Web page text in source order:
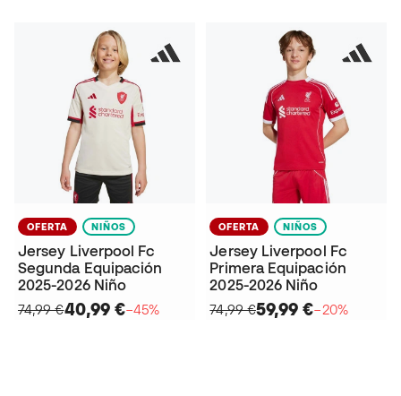
OFERTA NIÑOS
Jersey Liverpool Fc
Segunda Equipación
2025-2026 Niño
74,99 €40,99 €−45%
OFERTA NIÑOS
Jersey Liverpool Fc
Primera Equipación
2025-2026 Niño
74,99 €59,99 €−20%